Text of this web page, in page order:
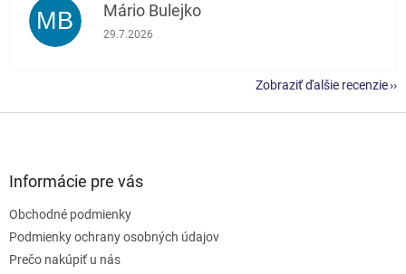
MB Mário Bulejko
Hodnotenie obchodu je 5 z 5 hviezdičiek.
29.7.2026
Zobraziť ďalšie recenzie
Informácie pre vás
Obchodné podmienky
Podmienky ochrany osobných údajov
Prečo nakúpiť u nás